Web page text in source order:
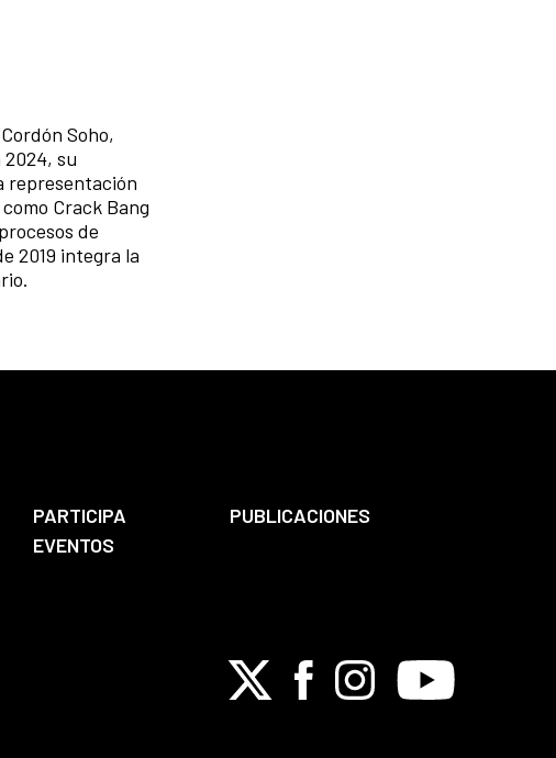
Soho,
su
representación
Crack Bang
de
2019 integra la
PARTICIPA
PUBLICACIONES
EVENTOS
X FacebookInstagramYoutube